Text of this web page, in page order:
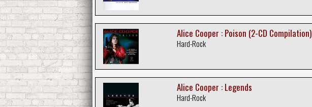
Alice Cooper : Poison (2-CD Compilation)
Hard-Rock
Alice Cooper : Legends
Hard-Rock